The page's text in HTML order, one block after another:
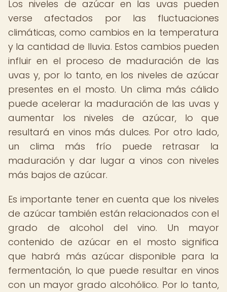
Los niveles de azúcar en las uvas pueden
verse afectados por las fluctuaciones
climáticas, como cambios en la temperatura
y la cantidad de lluvia. Estos cambios pueden
influir en el proceso de maduración de las
uvas y, por lo tanto, en los niveles de azúcar
presentes en el mosto. Un clima más cálido
puede acelerar la maduración de las uvas y
aumentar los niveles de azúcar, lo que
resultará en vinos más dulces. Por otro lado,
un clima más frío puede retrasar la
maduración y dar lugar a vinos con niveles
más bajos de azúcar.
Es importante tener en cuenta que los niveles
de azúcar también están relacionados con el
grado de alcohol del vino. Un mayor
contenido de azúcar en el mosto significa
que habrá más azúcar disponible para la
fermentación, lo que puede resultar en vinos
con un mayor grado alcohólico. Por lo tanto,